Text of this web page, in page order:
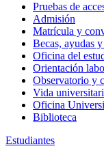
Pruebas de
Admisión
Matrícula y
Becas, ayudas
Oficina del
Orientación
Observatorio y
Vida
Oficina
Biblioteca
Estudiantes